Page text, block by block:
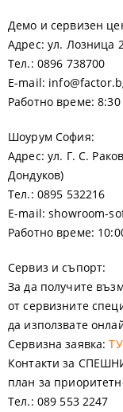
Демо и сервизен
Адрес: ул. Лозница
Тел.: 0896 738700
E-mail:
Работно време:
Шоурум София:
Адрес: ул. Г. С.
Дондуков)
Тел.: 0895 532216
E-mail: showroom-
Работно време:
Сервиз и съпорт:
За да получите
от сервизните
да използвате
Сервизна заявка:
Контакти за
план за
Тел.: 089 553 2247